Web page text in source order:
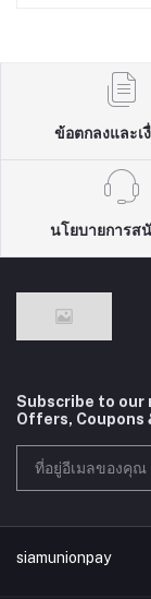
ข้อตกลงและเ
นโยบายการส
Subscribe to
Offers, Coupons
siamunionpay